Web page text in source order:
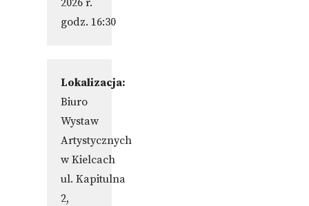
2026 r.
godz. 16:30
Lokalizacja:
Biuro
Wystaw
Artystycznych
w Kielcach
ul. Kapitulna
2,